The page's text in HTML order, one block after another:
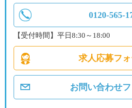
0120-565-
【受付時間】平日8:30～18:00
求人応募フ
お問い合わせ